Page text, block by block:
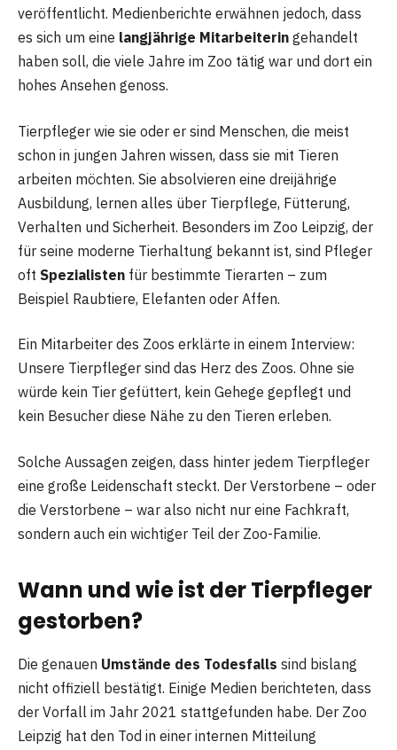
veröffentlicht. Medienberichte erwähnen jedoch, dass
es sich um eine langjährige Mitarbeiterin gehandelt
haben soll, die viele Jahre im Zoo tätig war und dort ein
hohes Ansehen genoss.
Tierpfleger wie sie oder er sind Menschen, die meist
schon in jungen Jahren wissen, dass sie mit Tieren
arbeiten möchten. Sie absolvieren eine dreijährige
Ausbildung, lernen alles über Tierpflege, Fütterung,
Verhalten und Sicherheit. Besonders im Zoo Leipzig, der
für seine moderne Tierhaltung bekannt ist, sind Pfleger
oft Spezialisten für bestimmte Tierarten – zum
Beispiel Raubtiere, Elefanten oder Affen.
Ein Mitarbeiter des Zoos erklärte in einem Interview:
Unsere Tierpfleger sind das Herz des Zoos. Ohne sie
würde kein Tier gefüttert, kein Gehege gepflegt und
kein Besucher diese Nähe zu den Tieren erleben.
Solche Aussagen zeigen, dass hinter jedem Tierpfleger
eine große Leidenschaft steckt. Der Verstorbene – oder
die Verstorbene – war also nicht nur eine Fachkraft,
sondern auch ein wichtiger Teil der Zoo-Familie.
Wann und wie ist der Tierpfleger
gestorben?
Die genauen Umstände des Todesfalls sind bislang
nicht offiziell bestätigt. Einige Medien berichteten, dass
der Vorfall im Jahr 2021 stattgefunden habe. Der Zoo
Leipzig hat den Tod in einer internen Mitteilung